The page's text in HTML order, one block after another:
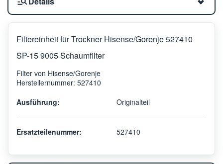
Filtereinheit für Trockner Hisense/Gorenje 527410
SP-15 9005 Schaumfilter
Filter von Hisense/Gorenje
Herstellernummer: 527410
Ausführung:
Originalteil
Ersatzteilenummer: 527410